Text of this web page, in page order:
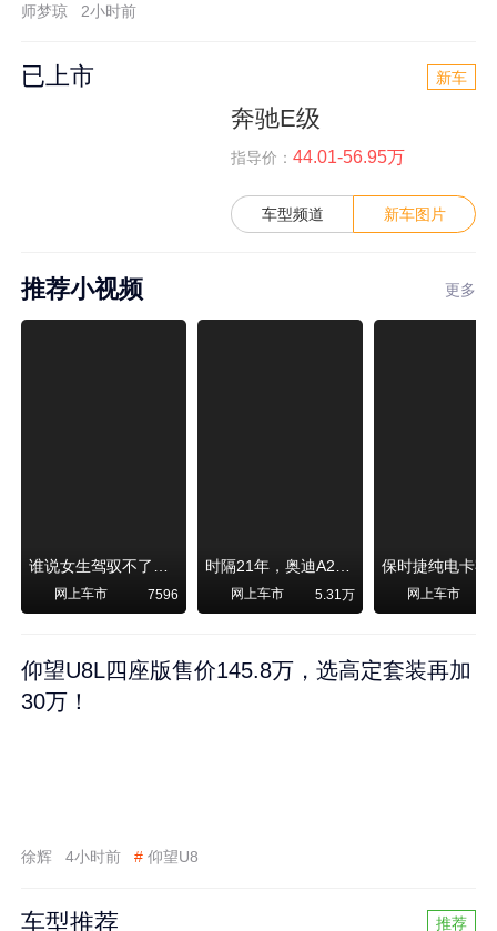
师梦琼 2小时前
已上市 新车
奔驰E级
指导价： 44.01-56.95万
车型频道 新车图片
推荐小视频 更多
谁说女生驾驭不了大SUV？看我开问界M6驰骋坝上草原！
网上车市 7596
时隔21年，奥迪A2强势归来！
网上车市 5.31万 网上车市
仰望U8L四座版售价145.8万，选高定套装再加
30万！
徐辉 4小时前 # 仰望U8
车型推荐 推荐